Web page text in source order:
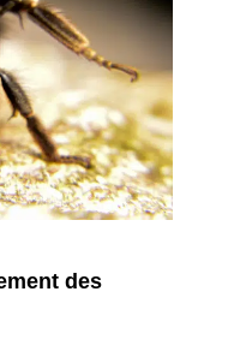
des